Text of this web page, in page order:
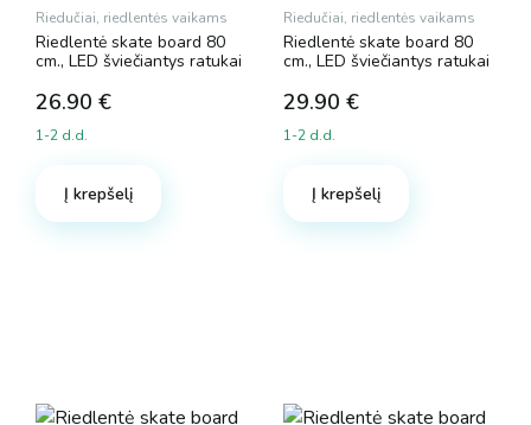
Riedučiai, riedlentės vaikams
Riedlentė skate board 80
cm., LED šviečiantys ratukai
26.90 €
1-2 d.d.
Į krepšelį
Riedučiai, riedlentės vaikams
Riedlentė skate board 80
cm., LED šviečiantys ratukai
29.90 €
1-2 d.d.
Į krepšelį